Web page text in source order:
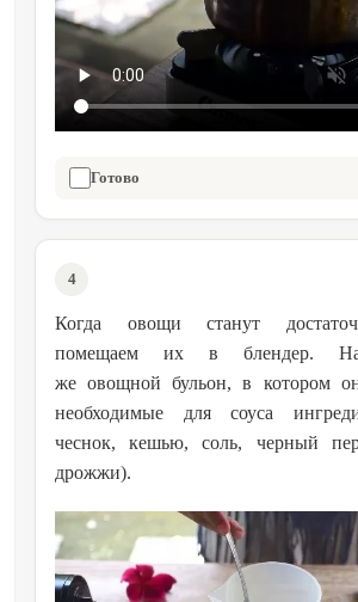
Готово
4
Когда овощи станут
помещаем их в блендер.
же овощной бульон, в котором
необходимые для соуса
чеснок, кешью, соль, черный
дрожжи).